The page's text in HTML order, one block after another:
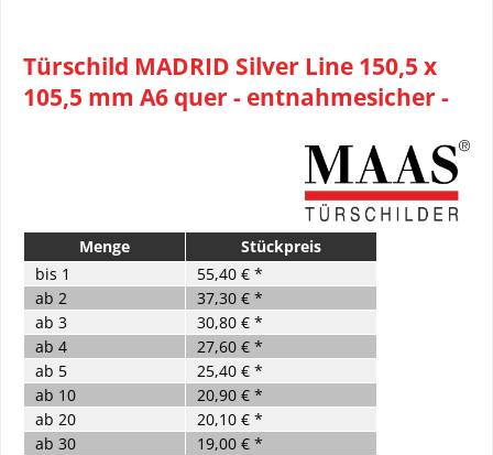
Türschild MADRID Silver Line 150,5 x
105,5 mm A6 quer - entnahmesicher -
Menge
Stückpreis
bis 1
55,40 € *
ab 2
37,30 € *
ab 3
30,80 € *
ab 4
27,60 € *
ab 5
25,40 € *
ab 10
20,90 € *
ab 20
20,10 € *
ab 30
19,00 € *